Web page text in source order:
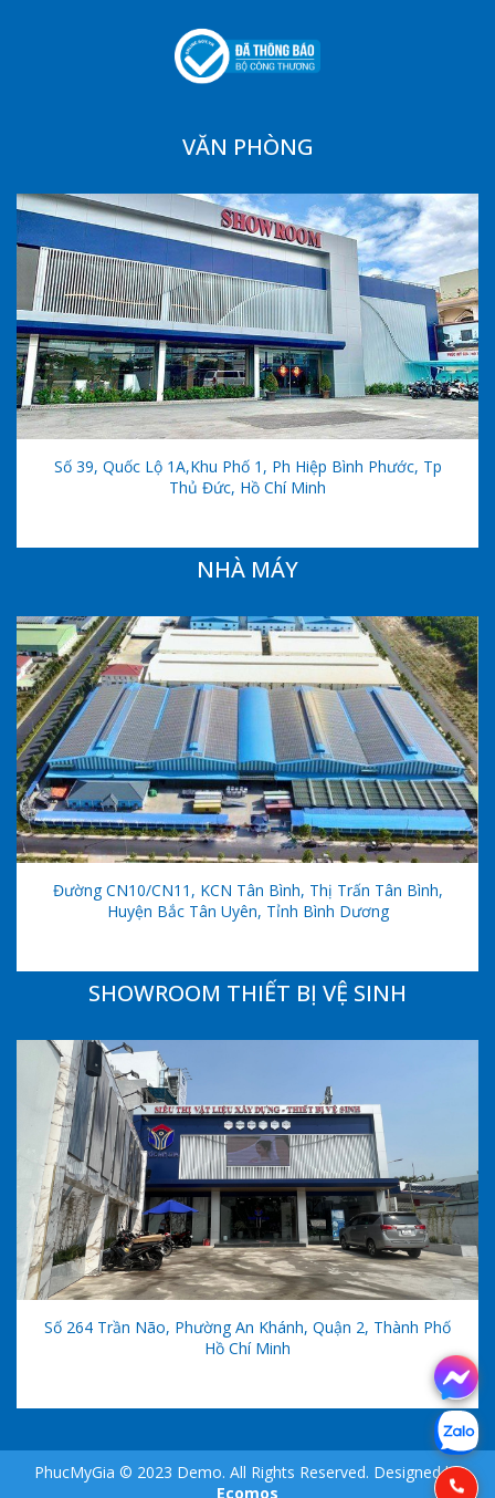
VĂN PHÒNG
Số 39, Quốc Lộ 1A,khu Phố 1, Ph Hiệp Bình Phước, Tp
Thủ Đức, Hồ Chí Minh
NHÀ MÁY
Đường CN10/CN11, KCN Tân Bình, Thị Trấn Tân Bình,
Huyện Bắc Tân Uyên, Tỉnh Bình Dương
SHOWROOM THIẾT BỊ VỆ SINH
Số 264 Trần Não, Phường An Khánh, Quận 2, Thành Phố
Hồ Chí Minh
PhucMyGia © 2023 Demo. All Rights Reserved. Designed by
Ecomos